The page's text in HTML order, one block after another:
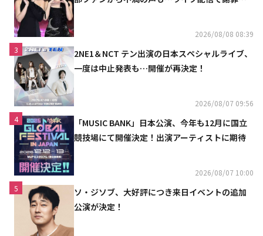
2026/08/08 08:39
3
2NE1＆NCT テン出演の日本スペシャルライブ、
一度は中止発表も…開催が再決定！
2026/08/07 09:56
4
「MUSIC BANK」日本公演、今年も12月に国立
競技場にて開催決定！出演アーティストに期待
2026/08/07 10:00
5
ソ・ジソブ、大好評につき来日イベントの追加
公演が決定！